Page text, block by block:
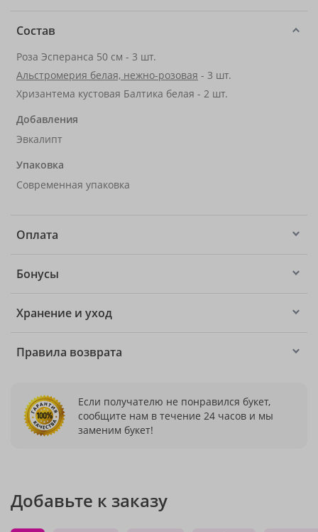
Состав
Роза Эсперанса 50 см - 3 шт.
Альстромерия белая, нежно-розовая - 3 шт.
Хризантема кустовая Балтика белая - 2 шт.
Добавления
Эвкалипт
Упаковка
Современная упаковка
Оплата
Бонусы
Хранение и уход
Правила возврата
Если получателю не понравился букет,
сообщите нам в течение 24 часов и мы
заменим букет!
Добавьте к заказу